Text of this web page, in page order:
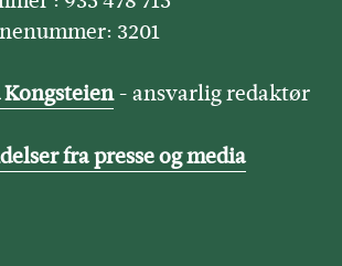
3201
- ansvarlig redaktør
fra presse og media